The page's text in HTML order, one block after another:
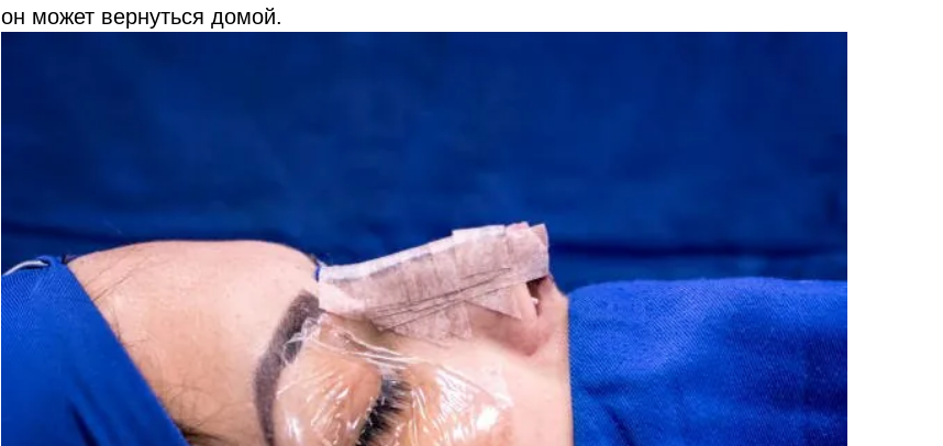
он может вернуться домой.